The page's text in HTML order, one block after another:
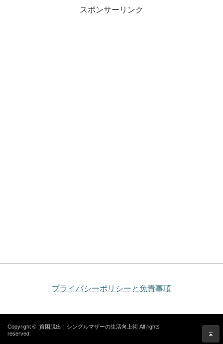
スポンサーリンク
プライバシーポリシーと免責事項
Copyright © 貧困脱出！シングルマザーの生活向上術 All rights
reserved.